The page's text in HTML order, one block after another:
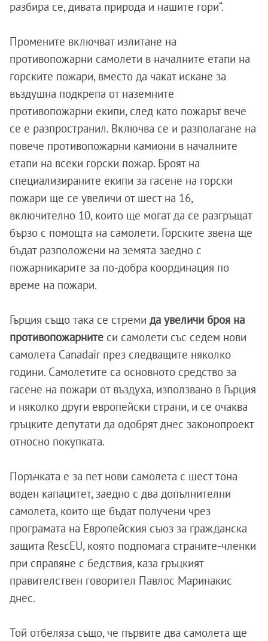
разбира се, дивата природа и нашите гори“.
Промените включват излитане на
противопожарни самолети в началните етапи на
горските пожари, вместо да чакат искане за
въздушна подкрепа от наземните
противопожарни екипи, след като пожарът вече
се е разпространил. Включва се и разполагане на
повече противопожарни камиони в началните
етапи на всеки горски пожар. Броят на
специализираните екипи за гасене на горски
пожари ще се увеличи от шест на 16,
включително 10, които ще могат да се разгръщат
бързо с помощта на самолети. Горските звена ще
бъдат разположени на земята заедно с
пожарникарите за по-добра координация по
време на пожари.
Гърция също така се стреми да увеличи броя на
противопожарните си самолети със седем нови
самолета Canadair през следващите няколко
години. Самолетите са основното средство за
гасене на пожари от въздуха, използвано в Гърция
и няколко други европейски страни, и се очаква
гръцките депутати да одобрят днес законопроект
относно покупката.
Поръчката е за пет нови самолета с шест тона
воден капацитет, заедно с два допълнителни
самолета, които ще бъдат получени чрез
програмата на Европейския съюз за гражданска
защита RescEU, която подпомага страните-членки
при справяне с бедствия, каза гръцкият
правителствен говорител Павлос Маринакис
днес.
Той отбеляза също, че първите два самолета ще